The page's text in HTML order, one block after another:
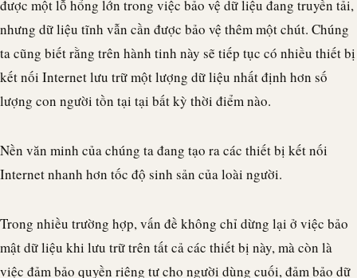
được một lỗ hổng lớn trong việc bảo vệ dữ liệu đang truyền tải,
nhưng dữ liệu tĩnh vẫn cần được bảo vệ thêm một chút. Chúng
ta cũng biết rằng trên hành tinh này sẽ tiếp tục có nhiều thiết bị
kết nối Internet lưu trữ một lượng dữ liệu nhất định hơn số
lượng con người tồn tại tại bất kỳ thời điểm nào.
Nền văn minh của chúng ta đang tạo ra các thiết bị kết nối
Internet nhanh hơn tốc độ sinh sản của loài người.
Trong nhiều trường hợp, vấn đề không chỉ dừng lại ở việc bảo
mật dữ liệu khi lưu trữ trên tất cả các thiết bị này, mà còn là
việc đảm bảo quyền riêng tư cho người dùng cuối, đảm bảo dữ